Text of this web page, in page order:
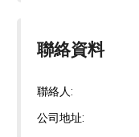
聯絡資料
聯絡人:
公司地址: